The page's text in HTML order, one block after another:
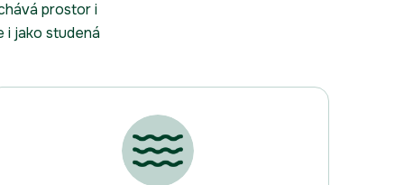
prostor i
i jako studená